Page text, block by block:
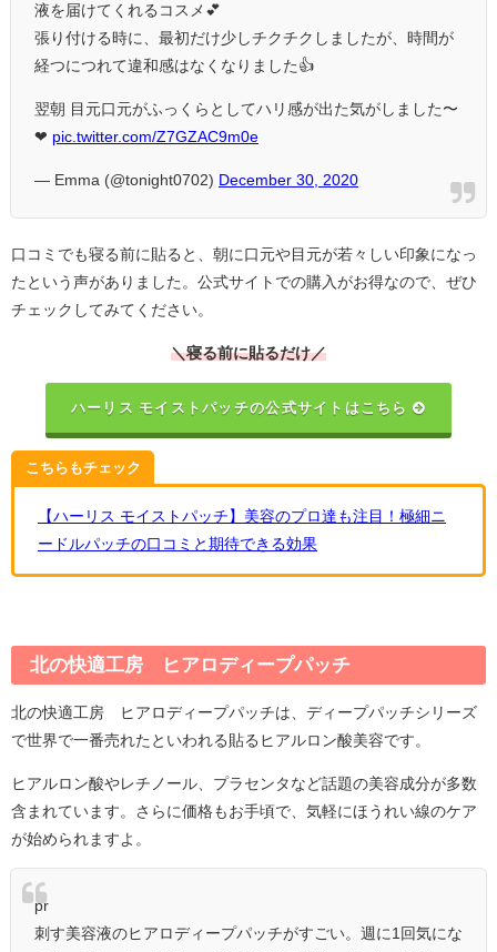
液を届けてくれるコスメ💕
張り付ける時に、最初だけ少しチクチクしましたが、時間が
経つにつれて違和感はなくなりました👍
翌朝 目元口元がふっくらとしてハリ感が出た気がしました〜
❤ pic.twitter.com/Z7GZAC9m0e
— Emma (@tonight0702) December 30, 2020
口コミでも寝る前に貼ると、朝に口元や目元が若々しい印象になっ
たという声がありました。公式サイトでの購入がお得なので、ぜひ
チェックしてみてください。
＼寝る前に貼るだけ／
ハーリス モイストパッチの公式サイトはこちら
こちらもチェック
【ハーリス モイストパッチ】美容のプロ達も注目！極細ニ
ードルパッチの口コミと期待できる効果
北の快適工房 ヒアロディープパッチ
北の快適工房 ヒアロディープパッチは、ディープパッチシリーズ
で世界で一番売れたといわれる貼るヒアルロン酸美容です。
ヒアルロン酸やレチノール、プラセンタなど話題の美容成分が多数
含まれています。さらに価格もお手頃で、気軽にほうれい線のケア
が始められますよ。
pr
刺す美容液のヒアロディープパッチがすごい。週に1回気にな